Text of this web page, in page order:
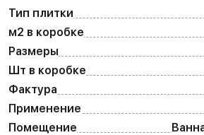
Тип плитки
м2 в коробке
Размеры
Шт в коробке
Фактура
Применение
Помещение